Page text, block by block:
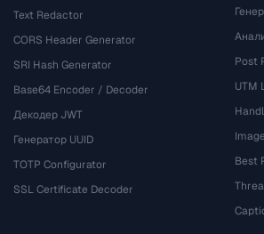
Text Redactor
CORS Header Generator
SRI Hash Generator
Base64 Encoder / Decoder
Декодер JWT
Генератор UUID
TOTP Configurator
SSL Certificate Decoder
Post
UTM
Best